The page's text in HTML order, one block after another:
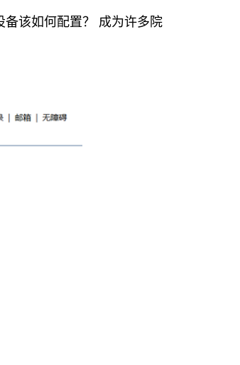
备该如何配置？ 成为许多院